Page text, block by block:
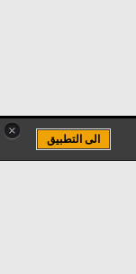
×
الى التطبيق